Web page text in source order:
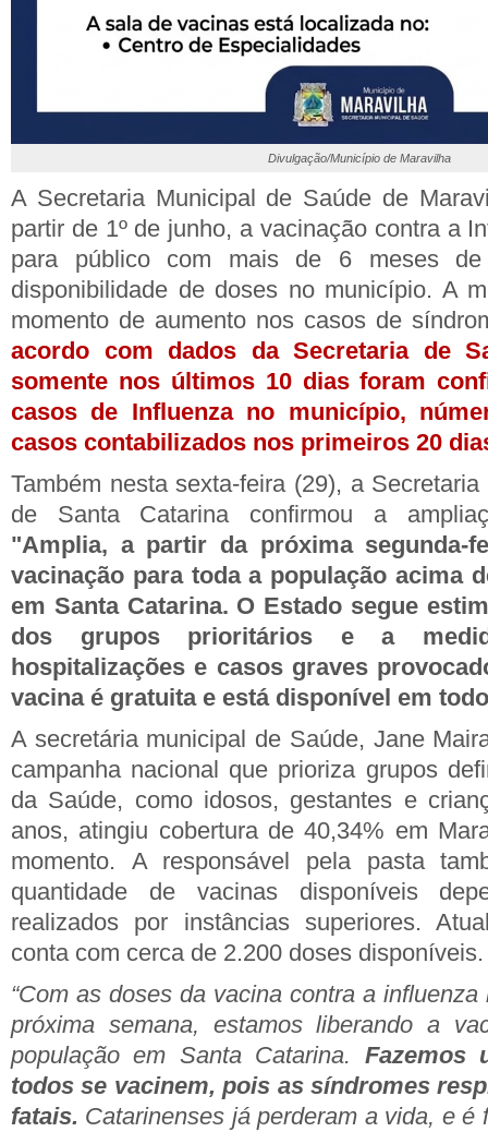
Divulgação/Município de Maravilha
A Secretaria Municipal de Saúde de
partir de 1º de junho, a vacinação contra a
para público com mais de 6 meses
disponibilidade de doses no município. A
momento de aumento nos casos de
acordo com dados da Secretaria de
somente nos últimos 10 dias foram
casos de Influenza no município,
casos contabilizados nos primeiros 20
Também nesta sexta-feira (29), a
de Santa Catarina confirmou a
"Amplia, apartir da próxima segunda-
vacinação para toda a população acima
em Santa Catarina. O Estado segue
dos grupos prioritários e a
hospitalizações e casos graves
vacina é gratuita e está disponível em
A secretária municipal de Saúde, Jane
campanha nacional que prioriza grupos
da Saúde, como idosos, gestantes e
anos, atingiu cobertura de 40,34% em
momento. A responsável pela pasta
quantidade de vacinas disponíveis
realizados por instâncias superiores.
conta com cerca de 2.200 doses disponíveis.
“Com as doses da vacina contra a
próxima semana, estamos liberando a
população em Santa Catarina. Fazemos
todos se vacinem, pois as síndromes
fatais. Catarinenses já perderam a vida, e é